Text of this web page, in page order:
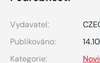
Vydavatel:
Publikováno:
Kategorie: